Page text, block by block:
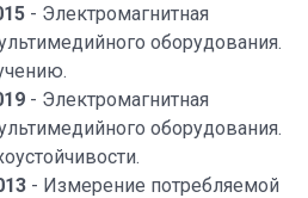
- Электромагнитная
оборудования.
- Электромагнитная
оборудования.
- Измерение потребляемой